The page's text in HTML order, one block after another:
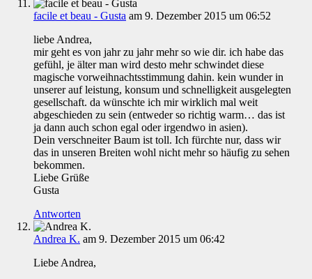
facile et beau - Gusta am 9. Dezember 2015 um 06:52
liebe Andrea,
mir geht es von jahr zu jahr mehr so wie dir. ich habe das
gefühl, je älter man wird desto mehr schwindet diese
magische vorweihnachtsstimmung dahin. kein wunder in
unserer auf leistung, konsum und schnelligkeit ausgelegten
gesellschaft. da wünschte ich mir wirklich mal weit
abgeschieden zu sein (entweder so richtig warm… das ist
ja dann auch schon egal oder irgendwo in asien).
Dein verschneiter Baum ist toll. Ich fürchte nur, dass wir
das in unseren Breiten wohl nicht mehr so häufig zu sehen
bekommen.
Liebe Grüße
Gusta
Antworten
Andrea K. am 9. Dezember 2015 um 06:42
Liebe Andrea,